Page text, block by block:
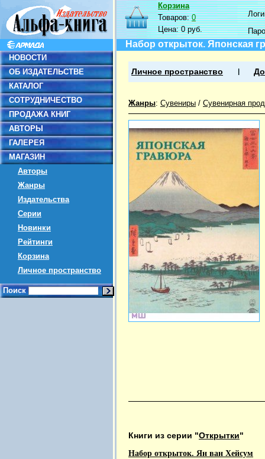
НОВОСТИ
ОБ ИЗДАТЕЛЬСТВЕ
КАТАЛОГ
СОТРУДНИЧЕСТВО
ПРОДАЖА КНИГ
АВТОРЫ
ГАЛЕРЕЯ
МАГАЗИН
Авторы
Жанры
Издательства
Серии
Новинки
Рейтинги
Корзина
Личное пространство
Поиск
Корзина
Товаров:0
Цена:0 руб.
Набор открыток. Японская
Личное пространство
Жанры: Сувениры / Сувенирная
Книги из серии "Открытки"
Набор открыток. Ян ван Хейсум